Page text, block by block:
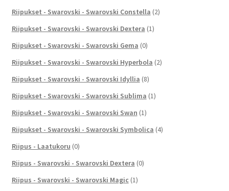
Riipukset - Swarovski - Swarovski Constella (2)
Riipukset - Swarovski - Swarovski Dextera (1)
Riipukset - Swarovski - Swarovski Gema (0)
Riipukset - Swarovski - Swarovski Hyperbola (2)
Riipukset - Swarovski - Swarovski Idyllia (8)
Riipukset - Swarovski - Swarovski Sublima (1)
Riipukset - Swarovski - Swarovski Swan (1)
Riipukset - Swarovski - Swarovski Symbolica (4)
Riipus - Laatukoru (0)
Riipus - Swarovski - Swarovski Dextera (0)
Riipus - Swarovski - Swarovski Magic (1)